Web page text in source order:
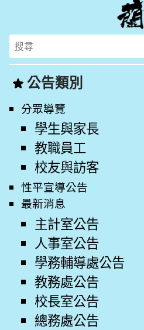
Search
for:
公告類別
分眾導覽
學生與家長
教職員工
校友與訪客
性平宣導公告
最新消息
主計室公告
人事室公告
學務輔導處公告
教務處公告
校長室公告
總務處公告